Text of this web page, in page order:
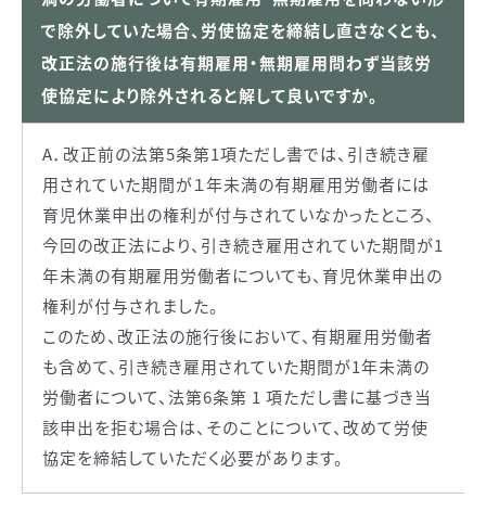
で除外していた場合、労使協定を締結し直さなくとも、
改正法の施行後は有期雇用・無期雇用問わず当該労
使協定により除外されると解して良いですか。
A．改正前の法第5条第1項ただし書では、引き続き雇
用されていた期間が１年未満の有期雇用労働者には
育児休業申出の権利が付与されていなかったところ、
今回の改正法により、引き続き雇用されていた期間が1
年未満の有期雇用労働者についても、育児休業申出の
権利が付与されました。
このため、改正法の施行後において、有期雇用労働者
も含めて、引き続き雇用されていた期間が1年未満の
労働者について、法第6条第 1 項ただし書に基づき当
該申出を拒む場合は、そのことについて、改めて労使
協定を締結していただく必要があります。